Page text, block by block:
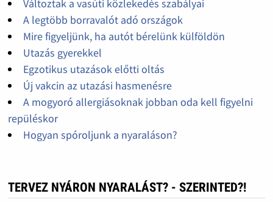
Változtak a vasúti közlekedés szabályai
A legtöbb borravalót adó országok
Mire figyeljünk, ha autót bérelünk külföldön
Utazás gyerekkel
Egzotikus utazások előtti oltás
Új vakcin az utazási hasmenésre
A mogyoró allergiásoknak jobban oda kell figyelni
repüléskor
Hogyan spóroljunk a nyaraláson?
TERVEZ NYÁRON NYARALÁST? - SZERINTED?!